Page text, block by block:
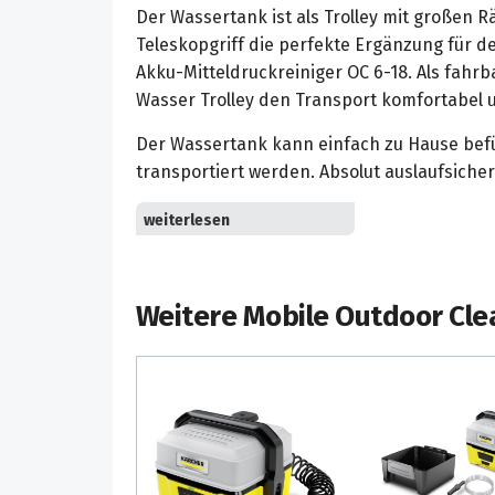
Der Wassertank ist als Trolley mit großen
Teleskopgriff die perfekte Ergänzung für
Akku-Mitteldruckreiniger OC 6-18. Als
Wasser Trolley den Transport komfortabel
Der Wassertank kann einfach zu Hause
transportiert werden. Absolut
Autarke und mobile Reinigung: Der 12 l
Reinigung unterwegs auch ohne
wie z. B. Garten- und Campingstühle. Der
Hause befüllt werden. Auslaufsicher dank
auf unebenem Boden oder auf
Absätze. Der Aluminium-Teleskopgriff lässt
Transport ausziehen. Eingeschoben spart
Weitere Mobile Outdoor